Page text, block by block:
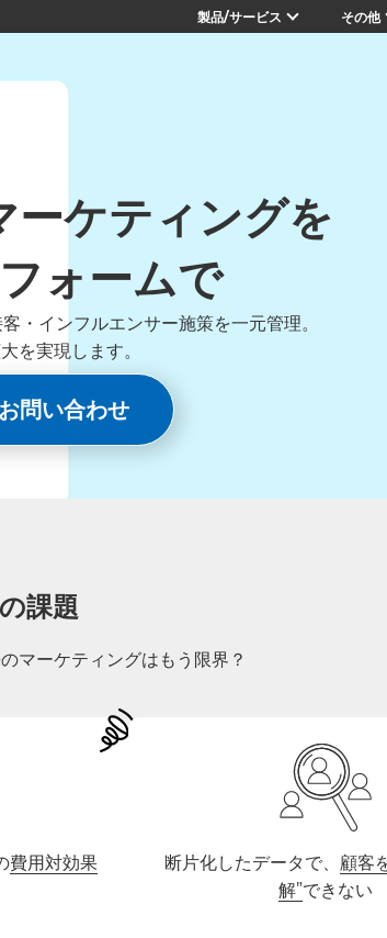
製品/サービス その他
ーケティングを
ォームで
・インフルエンサー施策を一元管理。
を実現します。
お問い合わせ
課題
マーケティングはもう限界？
費用対効果
断片化したデータで、 顧客
解”できない